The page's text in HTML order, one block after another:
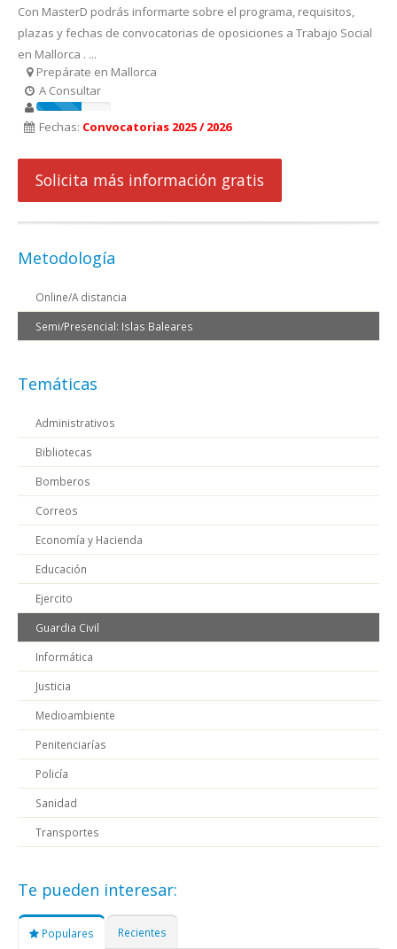
Con MasterD podrás informarte sobre el programa, requisitos,
plazas y fechas de convocatorias de oposiciones a Trabajo Social
en Mallorca . ...
Prepárate en Mallorca
A Consultar
Fechas: Convocatorias 2025 / 2026
Solicita más información gratis
Metodología
Online/A distancia
Semi/Presencial: Islas Baleares
Temáticas
Administrativos
Bibliotecas
Bomberos
Correos
Economía y Hacienda
Educación
Ejercito
Guardia Civil
Informática
Justicia
Medioambiente
Penitenciarías
Policía
Sanidad
Transportes
Te pueden interesar:
Populares Recientes